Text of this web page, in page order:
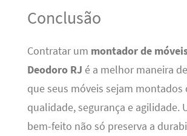
Conclusão
Contratar um montador de
Deodoro RJ é a melhor maneira
que seus móveis sejam montados
qualidade, segurança e agilidade.
bem-feito não só preserva a